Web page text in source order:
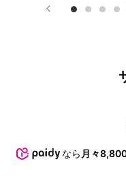
なら 月々